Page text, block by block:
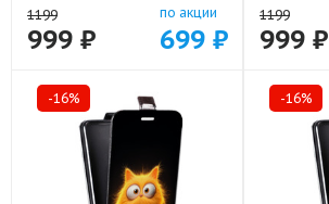
1199
999 ₽
по акции
699 ₽
1199
999 ₽
-16% -16%